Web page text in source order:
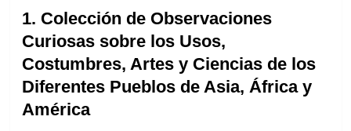
1. Colección de Observaciones
Curiosas sobre los Usos,
Costumbres, Artes y Ciencias de los
Diferentes Pueblos de Asia, África y
América